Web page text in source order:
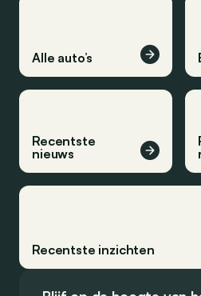
Alle auto’s
Recentste
nieuws
Recentste inzichten